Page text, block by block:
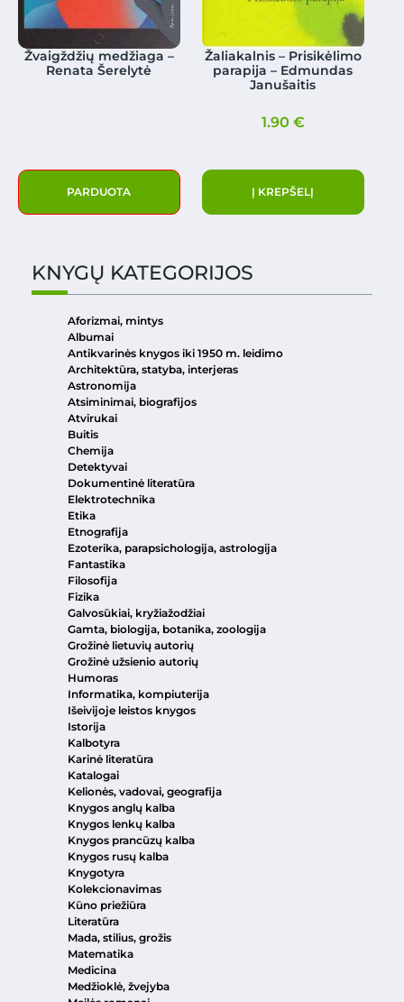
Žvaigždžių medžiaga –
Renata Šerelytė
PARDUOTA
Žaliakalnis – Prisikėlimo
parapija – Edmundas
Janušaitis
1.90 €
Į KREPŠELĮ
KNYGŲ KATEGORIJOS
Aforizmai, mintys
Albumai
Antikvarinės knygos iki 1950 m. leidimo
Architektūra, statyba, interjeras
Astronomija
Atsiminimai, biografijos
Atvirukai
Buitis
Chemija
Detektyvai
Dokumentinė literatūra
Elektrotechnika
Etika
Etnografija
Ezoterika, parapsichologija, astrologija
Fantastika
Filosofija
Fizika
Galvosūkiai, kryžiažodžiai
Gamta, biologija, botanika, zoologija
Grožinė lietuvių autorių
Grožinė užsienio autorių
Humoras
Informatika, kompiuterija
Išeivijoje leistos knygos
Istorija
Kalbotyra
Karinė literatūra
Katalogai
Kelionės, vadovai, geografija
Knygos anglų kalba
Knygos lenkų kalba
Knygos prancūzų kalba
Knygos rusų kalba
Knygotyra
Kolekcionavimas
Kūno priežiūra
Literatūra
Mada, stilius, grožis
Matematika
Medicina
Medžioklė, žvejyba